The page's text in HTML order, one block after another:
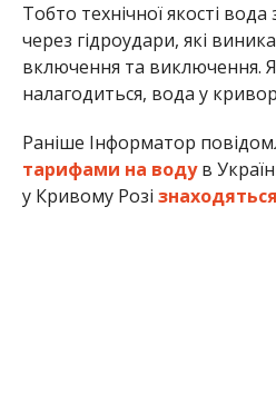
Тобто технічної якості
через гідроудари, які
включення та виключення.
налагодиться, вода у
Раніше Інформатор
тарифами на водув
у Кривому Розі